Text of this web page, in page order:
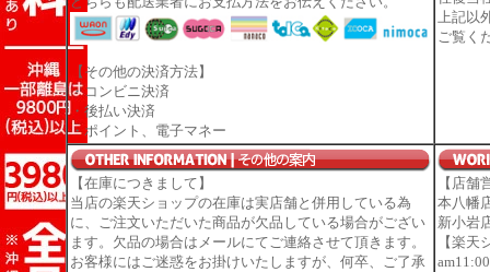
【その他の決済方法】
・コンビニ決済
・後払い決済
・ポイント、電子マネー
上記以
ご覧く
【在庫につきまして】
当店の楽天ショップの在庫は実店舗と併用している為
に、ご注文いただいた商品が欠品している場合がござい
ます。欠品の場合はメールにてご連絡させて頂きます。
お客様にはご迷惑をお掛けいたしますが、何卒、ご了承
【店舗
本八幡
新小岩
【楽天